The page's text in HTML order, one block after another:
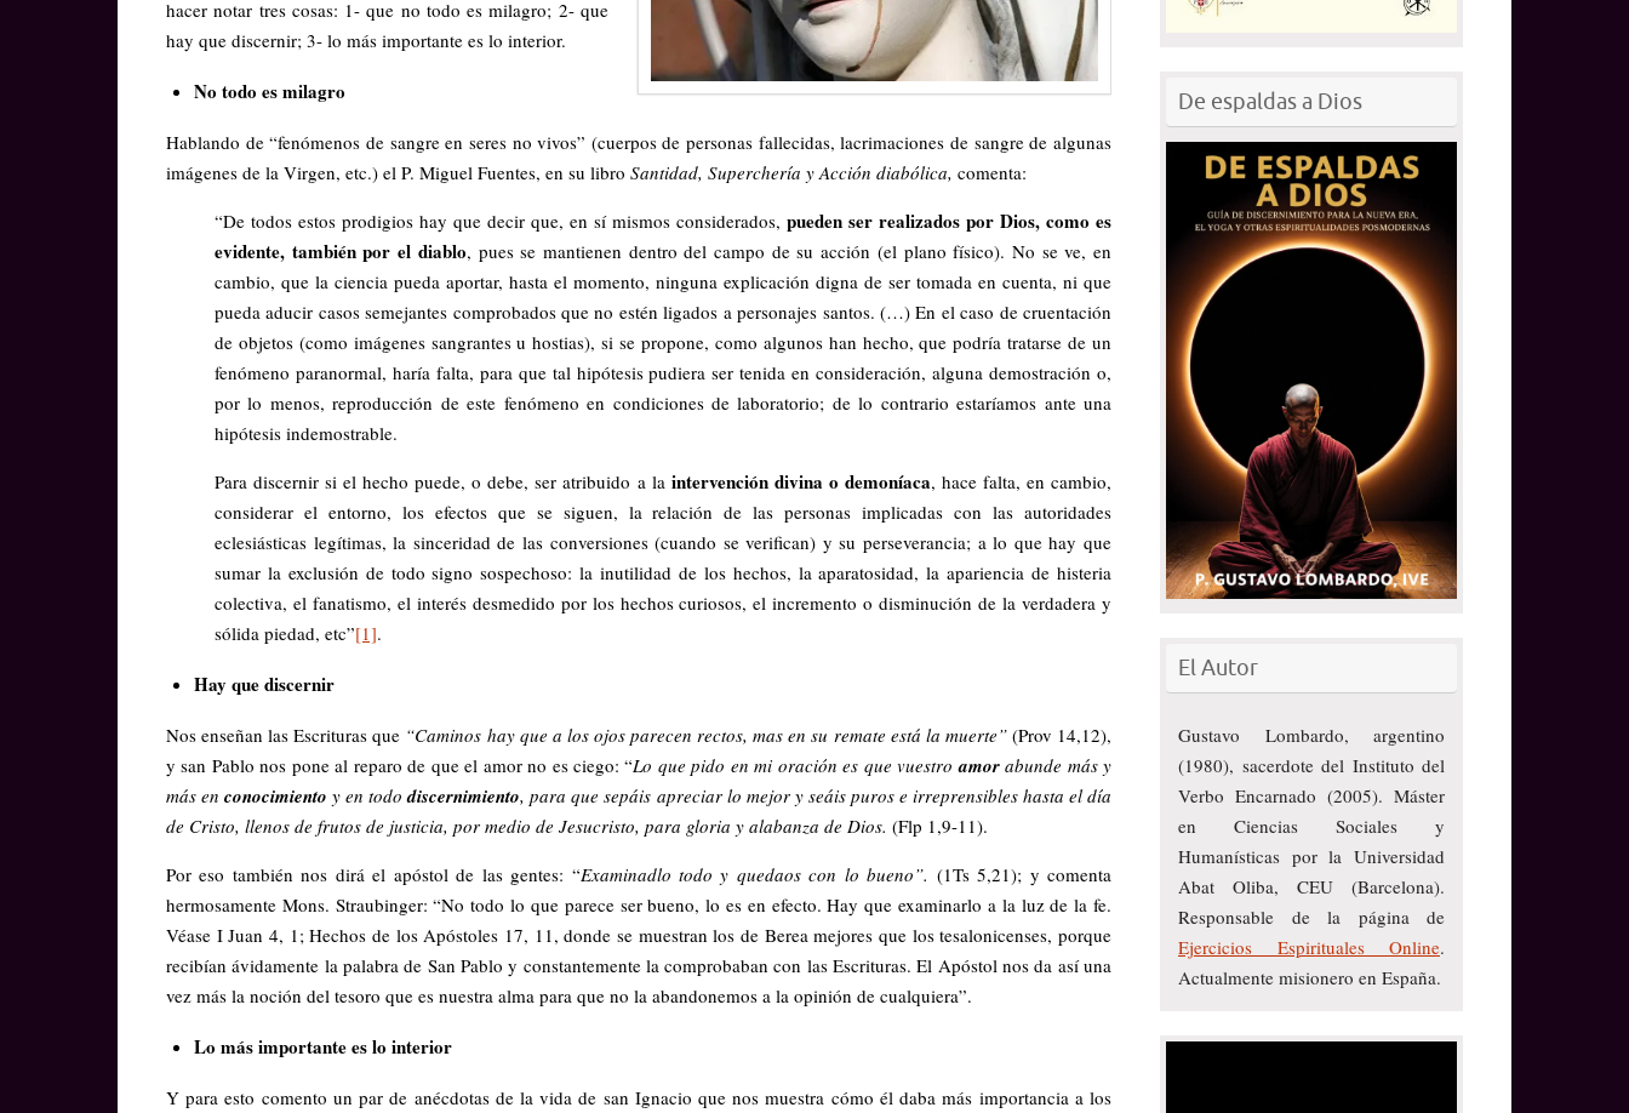
hacer notar tres cosas: 1- que no todo es milagro; 2- que
hay que discernir; 3- lo más importante es lo interior.
No todo es milagro
Hablando de “fenómenos de sangre en seres no vivos” (cuerpos de personas fallecidas, lacrimaciones de sangre de algunas
imágenes de la Virgen, etc.) el P. Miguel Fuentes, en su libro Santidad, Superchería y Acción diabólica, comenta:
“De todos estos prodigios hay que decir que, en sí mismos considerados, pueden ser realizados por Dios, como es
evidente, también por el diablo, pues se mantienen dentro del campo de su acción (el plano físico). No se ve, en
cambio, que la ciencia pueda aportar, hasta el momento, ninguna explicación digna de ser tomada en cuenta, ni que
pueda aducir casos semejantes comprobados que no estén ligados a personajes santos. (…) En el caso de cruentación
de objetos (como imágenes sangrantes u hostias), si se propone, como algunos han hecho, que podría tratarse de un
fenómeno paranormal, haría falta, para que tal hipótesis pudiera ser tenida en consideración, alguna demostración o,
por lo menos, reproducción de este fenómeno en condiciones de laboratorio; de lo contrario estaríamos ante una
hipótesis indemostrable.
Para discernir si el hecho puede, o debe, ser atribuido a la intervención divina o demoníaca, hace falta, en cambio,
considerar el entorno, los efectos que se siguen, la relación de las personas implicadas con las autoridades
eclesiásticas legítimas, la sinceridad de las conversiones (cuando se verifican) y su perseverancia; a lo que hay que
sumar la exclusión de todo signo sospechoso: la inutilidad de los hechos, la aparatosidad, la apariencia de histeria
colectiva, el fanatismo, el interés desmedido por los hechos curiosos, el incremento o disminución de la verdadera y
sólida piedad, etc”[1].
Hay que discernir
Nos enseñan las Escrituras que “Caminos hay que a los ojos parecen rectos, mas en su remate está la muerte” (Prov 14,12),
y san Pablo nos pone al reparo de que el amor no es ciego: “Lo que pido en mi oración es que vuestroamorabunde más y
más enconocimiento y en tododiscernimiento, para que sepáis apreciar lo mejor y seáis puros e irreprensibles hasta el día
de Cristo, llenos de frutos de justicia, por medio de Jesucristo, para gloria y alabanza de Dios. (Flp 1,9-11).
Por eso también nos dirá el apóstol de las gentes: “Examinadlo todo y quedaos con lo bueno”. (1Ts 5,21); y comenta
hermosamente Mons. Straubinger: “No todo lo que parece ser bueno, lo es en efecto. Hay que examinarlo a la luz de la fe.
Véase I Juan 4, 1; Hechos de los Apóstoles 17, 11, donde se muestran los de Berea mejores que los tesalonicenses, porque
recibían ávidamente la palabra de San Pablo y constantemente la comprobaban con las Escrituras. El Apóstol nos da así una
vez más la noción del tesoro que es nuestra alma para que no la abandonemos a la opinión de cualquiera”.
Lo más importante es lo interior
Y para esto comento un par de anécdotas de la vida de san Ignacio que nos muestra cómo él daba más importancia a los
De espaldas a Dios
El Autor
Gustavo Lombardo, argentino
(1980), sacerdote del Instituto del
Verbo Encarnado (2005). Máster
en Ciencias Sociales y
Humanísticas por la Universidad
Abat Oliba, CEU (Barcelona).
Responsable de la página de
Ejercicios Espirituales Online.
Actualmente misionero en España.